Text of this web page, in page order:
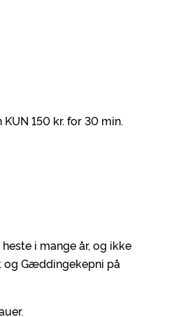
150 kr. for 30 min.
i mange år, og ikke
og Gæddingekepni på